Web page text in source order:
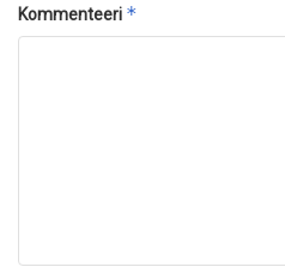
Kommenteeri *